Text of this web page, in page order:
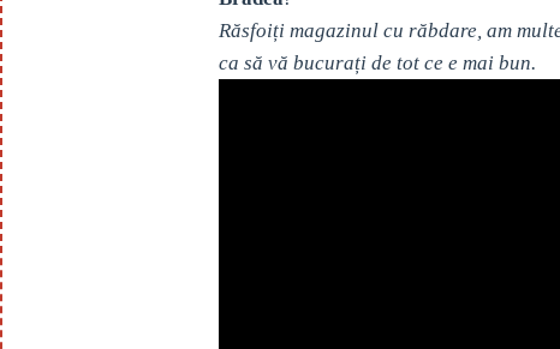
Răsfoiți magazinul cu răbdare, am
ca să vă bucurați de tot ce e mai bun.